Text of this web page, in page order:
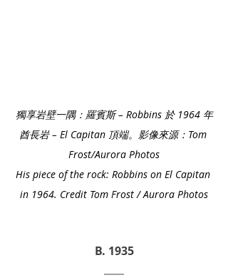
獨享岩壁一隅：羅賓斯 – Robbins 於 1964 年
酋長岩 – El Capitan 頂端。影像來源：Tom
Frost/Aurora Photos
His piece of the rock: Robbins on El Capitan
in 1964. Credit Tom Frost / Aurora Photos
B. 1935